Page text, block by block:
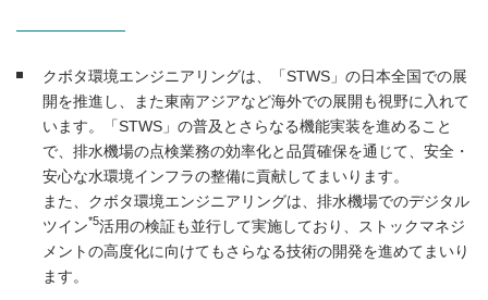
クボタ環境エンジニアリングは、「STWS」の日本全国での展
開を推進し、また東南アジアなど海外での展開も視野に入れて
います。「STWS」の普及とさらなる機能実装を進めること
で、排水機場の点検業務の効率化と品質確保を通じて、安全・
安心な水環境インフラの整備に貢献してまいります。
また、クボタ環境エンジニアリングは、排水機場でのデジタル
ツイン*5活用の検証も並行して実施しており、ストックマネジ
メントの高度化に向けてもさらなる技術の開発を進めてまいり
ます。